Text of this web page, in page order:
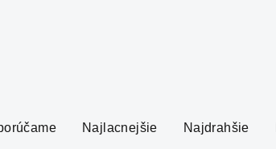
Najlacnejšie Najdrahšie